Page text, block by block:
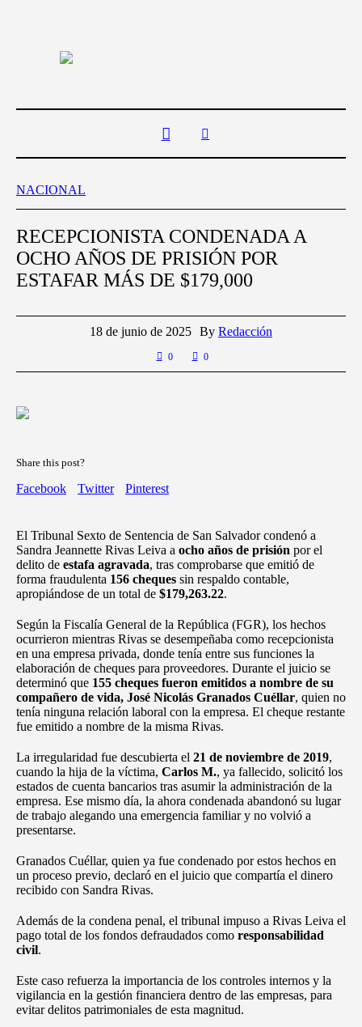
NACIONAL
RECEPCIONISTA CONDENADA A
OCHO AÑOS DE PRISIÓN POR
ESTAFAR MÁS DE $179,000
18 de junio de 2025 By Redacción
0 0
Share this post?
Facebook Twitter Pinterest
El Tribunal Sexto de Sentencia de San Salvador condenó a
Sandra Jeannette Rivas Leiva a ocho años de prisión por el
delito de estafa agravada, tras comprobarse que emitió de
forma fraudulenta 156 cheques sin respaldo contable,
apropiándose de un total de $179,263.22.
Según la Fiscalía General de la República (FGR), los hechos
ocurrieron mientras Rivas se desempeñaba como recepcionista
en una empresa privada, donde tenía entre sus funciones la
elaboración de cheques para proveedores. Durante el juicio se
determinó que 155 cheques fueron emitidos a nombre de su
compañero de vida, José Nicolás Granados Cuéllar, quien no
tenía ninguna relación laboral con la empresa. El cheque restante
fue emitido a nombre de la misma Rivas.
La irregularidad fue descubierta el 21 de noviembre de 2019,
cuando la hija de la víctima, Carlos M., ya fallecido, solicitó los
estados de cuenta bancarios tras asumir la administración de la
empresa. Ese mismo día, la ahora condenada abandonó su lugar
de trabajo alegando una emergencia familiar y no volvió a
presentarse.
Granados Cuéllar, quien ya fue condenado por estos hechos en
un proceso previo, declaró en el juicio que compartía el dinero
recibido con Sandra Rivas.
Además de la condena penal, el tribunal impuso a Rivas Leiva el
pago total de los fondos defraudados como responsabilidad
civil.
Este caso refuerza la importancia de los controles internos y la
vigilancia en la gestión financiera dentro de las empresas, para
evitar delitos patrimoniales de esta magnitud.